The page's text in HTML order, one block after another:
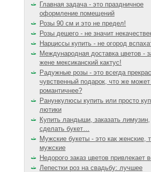
Главная задача - это праздничное
оформление помещений
Розы 90 см и это не предел!
Розы дешего - не значит
Нарциссы купить - не огород
Международная доставка цветов -
жене мексиканский кактус!
Радужные розы - это всегда
чувственный подарок, что же
романтичнее?
Ранункулюсы купить или просто
лютики
Купить ландыши, заказать лимузин,
сделать букет…
Мужские букеты - это как женские,
мужские
Недорого заказ цветов привлекает
Лепестки роз на свадьбу: лучшее